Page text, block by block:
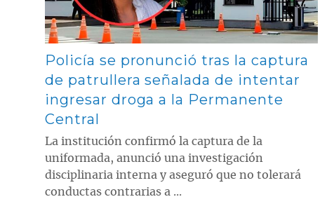
Policía se pronunció tras la captura
de patrullera señalada de intentar
ingresar droga a la Permanente
Central
La institución confirmó la captura de la
uniformada, anunció una investigación
disciplinaria interna y aseguró que no tolerará
conductas contrarias a ...